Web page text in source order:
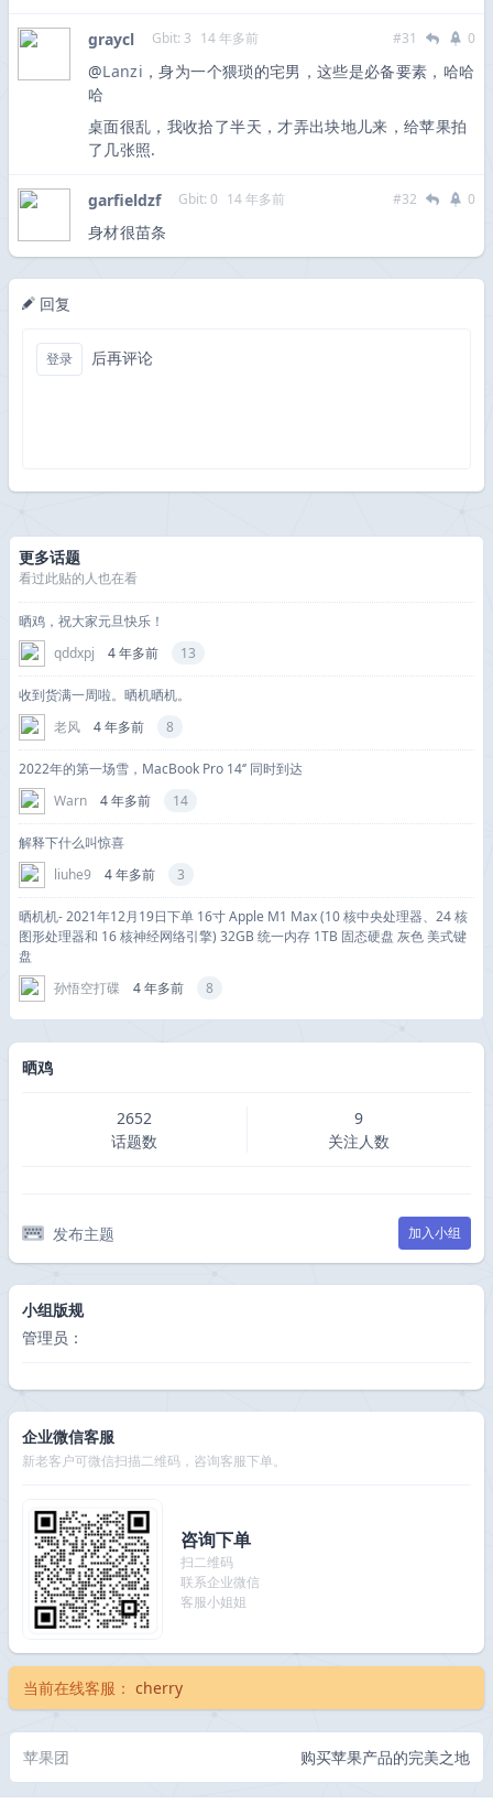
graycl Gbit: 3 14 年多前 #31 0
@Lanzi ，身为一个猥琐的宅男，这些是必备要素，哈哈
哈
桌面很乱，我收拾了半天，才弄出块地儿来，给苹果拍
了几张照.
garfieldzf Gbit: 0 14 年多前 #32 0
身材很苗条
回复
登录 后再评论
更多话题
看过此贴的人也在看
晒鸡，祝大家元旦快乐！
qddxpj
4 年多前 13
收到货满一周啦。晒机晒机。
老风
4 年多前 8
2022年的第一场雪，MacBook Pro 14‘’ 同时到达
Warn
4 年多前 14
解释下什么叫惊喜
liuhe9
4 年多前 3
晒机机- 2021年12月19日下单 16寸 Apple M1 Max (10 核中央处理器、24 核
图形处理器和 16 核神经网络引擎) 32GB 统一内存 1TB 固态硬盘 灰色 美式键
盘
孙悟空打碟
4 年多前 8
晒鸡
2652
话题数
9
关注人数
发布主题 加入小组
小组版规
管理员：
企业微信客服
新老客户可微信扫描二维码，咨询客服下单。
咨询下单
扫二维码
联系企业微信
客服小姐姐
当前在线客服： cherry
苹果团 购买苹果产品的完美之地